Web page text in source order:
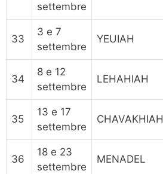
settembre
33
3 e 7
settembre
YEUIAH
34
8 e 12
settembre
LEHAHIAH
35
13 e 17
settembre
CHAVAKHIAH
36
18 e 23
settembre
MENADEL